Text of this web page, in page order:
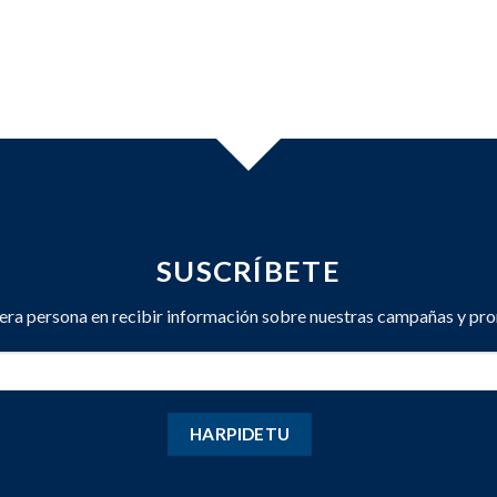
SUSCRÍBETE
persona en recibir información sobre nuestras campañas y